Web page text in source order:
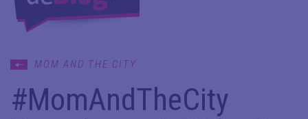
MOM AND THE CITY
#MomAndTheCity